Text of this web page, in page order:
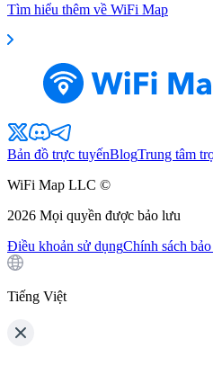
Tìm hiểu thêm về WiFi Map
Bản đồ trực tuyếnBlogTrung tâm
WiFi Map LLC ©
2026 Mọi quyền được bảo lưu
Điều khoản sử dụngChính sách
Tiếng Việt